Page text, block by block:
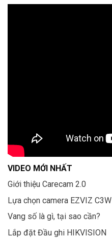
VIDEO MỚI NHẤT
Giới thiệu Carecam 2.0
Lựa chọn camera EZVIZ C3W
Vang số là gì, tại sao cần?
Lắp đặt Đầu ghi HIKVISION